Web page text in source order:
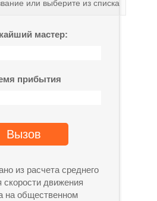
мастер:
прибытия
Вызов
из расчета среднего
скорости движения
на общественном